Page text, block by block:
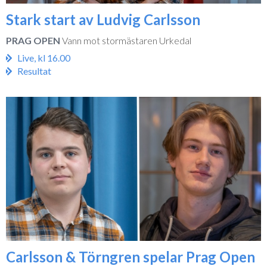
Stark start av Ludvig Carlsson
PRAG OPEN Vann mot stormästaren Urkedal
Live, kl 16.00
Resultat
Carlsson & Törngren spelar Prag Open